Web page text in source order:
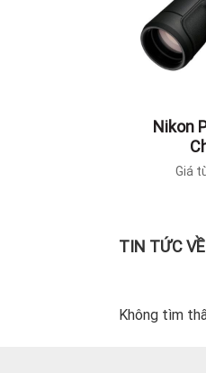
Nikon
Giá
TIN TỨC
Không tìm